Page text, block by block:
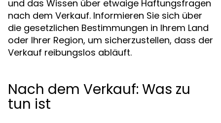
und das Wissen über etwaige Haftungsfragen
nach dem Verkauf. Informieren Sie sich über
die gesetzlichen Bestimmungen in Ihrem Land
oder Ihrer Region, um sicherzustellen, dass der
Verkauf reibungslos abläuft.
Nach dem Verkauf: Was zu
tun ist